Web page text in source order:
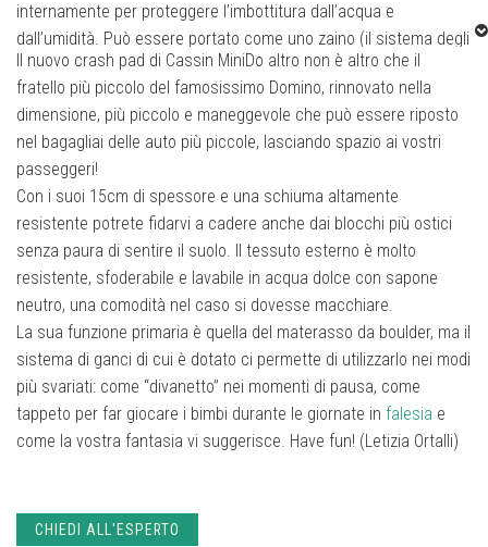
internamente per proteggere l’imbottitura dall’acqua e
dall’umidità. Può essere portato come uno zaino (il sistema degli
spallacci è identico a quello del Domino), a tracolla o come una
valigia grazie alle 2 comode maniglie. La lunghezza delle
fettucce di chiusura permette di trasportare nel crash pad
chiuso scarpette, sacchetto della magnesite e altri oggetti. Il
colore brillante assicura sempre un’immediata identificazione
della superficie di atterraggio.
Tessuto tri-ripstop 600D spalmato internamente
Imbottitura differenziata da 10.5 cm in 3 strati
Fibbie in alluminio
Peso 3.8 kg
Il nuovo crash pad di Cassin MiniDo altro non è altro che il
fratello più piccolo del famosissimo Domino, rinnovato nella
dimensione, più piccolo e maneggevole che può essere riposto
nel bagagliai delle auto più piccole, lasciando spazio ai vostri
passeggeri!
Con i suoi 15cm di spessore e una schiuma altamente
resistente potrete fidarvi a cadere anche dai blocchi più ostici
senza paura di sentire il suolo. Il tessuto esterno è molto
resistente, sfoderabile e lavabile in acqua dolce con sapone
neutro, una comodità nel caso si dovesse macchiare.
La sua funzione primaria è quella del materasso da boulder, ma il
sistema di ganci di cui è dotato ci permette di utilizzarlo nei modi
più svariati: come “divanetto” nei momenti di pausa, come
tappeto per far giocare i bimbi durante le giornate in falesia e
come la vostra fantasia vi suggerisce. Have fun! (Letizia Ortalli)
CHIEDI ALL'ESPERTO